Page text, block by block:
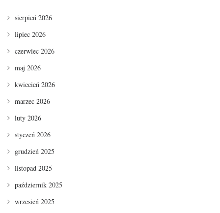
sierpień 2026
lipiec 2026
czerwiec 2026
maj 2026
kwiecień 2026
marzec 2026
luty 2026
styczeń 2026
grudzień 2025
listopad 2025
październik 2025
wrzesień 2025